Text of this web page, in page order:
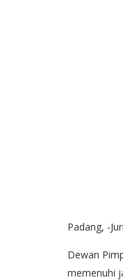
Padang, -
Dewan
memenuhi